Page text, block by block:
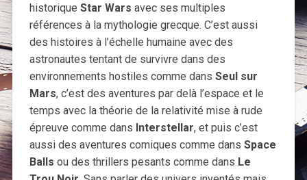
historique Star Wars avec ses multiples
références à la mythologie grecque. C’est aussi
des histoires à l’échelle humaine avec des
astronautes tentant de survivre dans des
environnements hostiles comme dans Seul sur
Mars, c’est des aventures par delà l’espace et le
temps avec la théorie de la relativité mise à rude
épreuve comme dans Interstellar, et puis c’est
aussi des aventures comiques comme dans Space
Balls ou des thrillers pesants comme dans Le